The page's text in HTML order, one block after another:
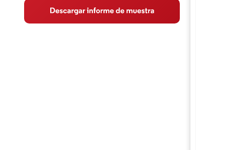
Tendencias e ideas